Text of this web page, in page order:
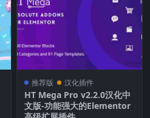
推荐版 汉化插件
HT Mega Pro v2.2.0汉化中
文版-功能强大的Elementor